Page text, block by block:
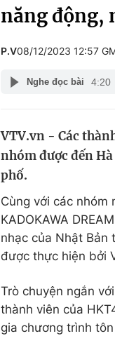
Du lịch
Chất
năng động,
P.V08/12/2023 12:57
Nghe đọc bài 4:20
VTV.vn - Các
nhóm được đến
phố.
Cùng với các nhóm
KADOKAWA
nhạc của Nhật Bản
được thực hiện bởi
Trò chuyện ngắn
thành viên của
gia chương trình